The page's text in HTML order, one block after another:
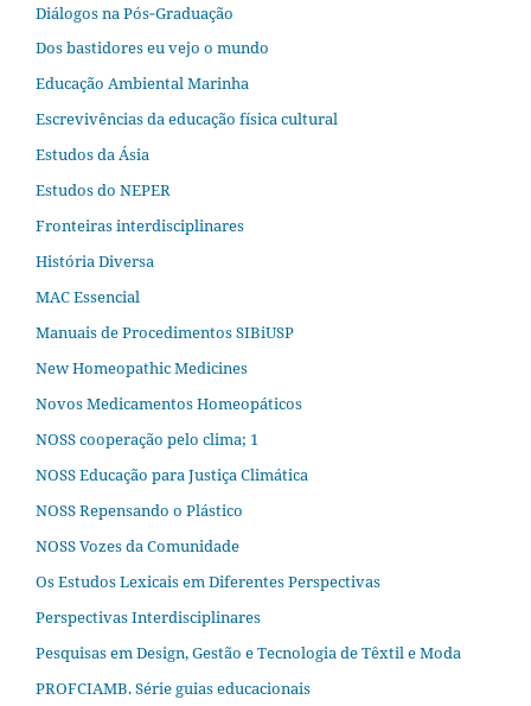
Diálogos na Pós‐Graduação
Dos bastidores eu vejo o mundo
Educação Ambiental Marinha
Escrevivências da educação física cultural
Estudos da Ásia​
Estudos do NEPER
Fronteiras interdisciplinares
História Diversa
MAC Essencial
Manuais de Procedimentos SIBiUSP
New Homeopathic Medicines
Novos Medicamentos Homeopáticos
NOSS cooperação pelo clima; 1
NOSS Educação para Justiça Climática
NOSS Repensando o Plástico
NOSS Vozes da Comunidade
Os Estudos Lexicais em Diferentes Perspectivas
Perspectivas Interdisciplinares
Pesquisas em Design, Gestão e Tecnologia de Têxtil e Moda
PROFCIAMB. Série guias educacionais